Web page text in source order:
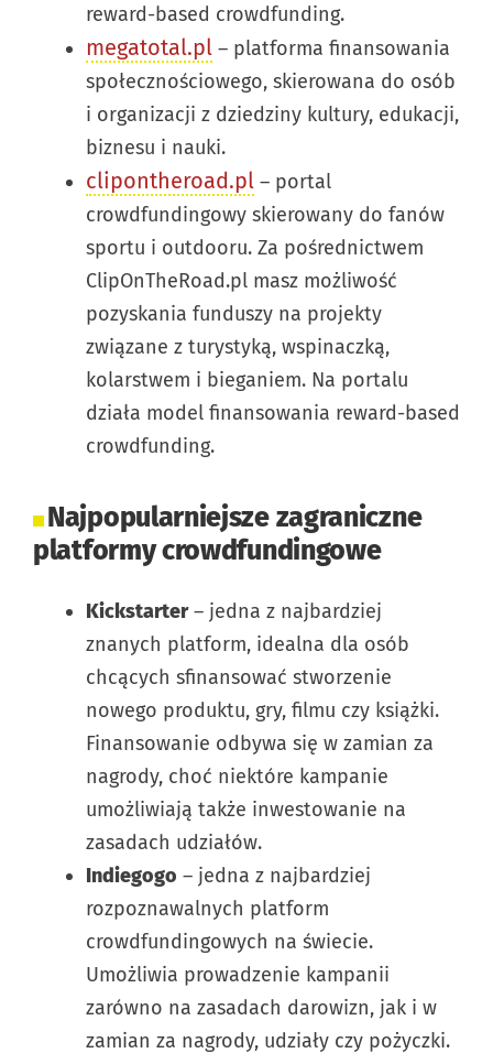
reward-based crowdfunding.
megatotal.pl – platforma finansowania
społecznościowego, skierowana do osób
i organizacji z dziedziny kultury, edukacji,
biznesu i nauki.
clipontheroad.pl – portal
crowdfundingowy skierowany do fanów
sportu i outdooru. Za pośrednictwem
ClipOnTheRoad.pl masz możliwość
pozyskania funduszy na projekty
związane z turystyką, wspinaczką,
kolarstwem i bieganiem. Na portalu
działa model finansowania reward-based
crowdfunding.
Najpopularniejsze zagraniczne
platformy crowdfundingowe
Kickstarter– jedna z najbardziej
znanych platform, idealna dla osób
chcących sfinansować stworzenie
nowego produktu, gry, filmu czy książki.
Finansowanie odbywa się w zamian za
nagrody, choć niektóre kampanie
umożliwiają także inwestowanie na
zasadach udziałów.
Indiegogo – jedna z najbardziej
rozpoznawalnych platform
crowdfundingowych na świecie.
Umożliwia prowadzenie kampanii
zarówno na zasadach darowizn, jak i w
zamian za nagrody, udziały czy pożyczki.